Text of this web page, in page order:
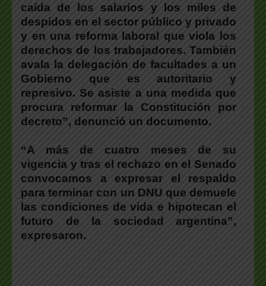
caída de los salarios y los miles de
despidos en el sector público y privado
y en una reforma laboral que viola los
derechos de los trabajadores. También
avala la delegación de facultades a un
Gobierno que es autoritario y
represivo. Se asiste a una medida que
procura reformar la Constitución por
decreto”, denunció un documento.
“A más de cuatro meses de su
vigencia y tras el rechazo en el Senado
convocamos a expresar el respaldo
para terminar con un DNU que demuele
las condiciones de vida e hipotecan el
futuro de la sociedad argentina”,
expresaron.